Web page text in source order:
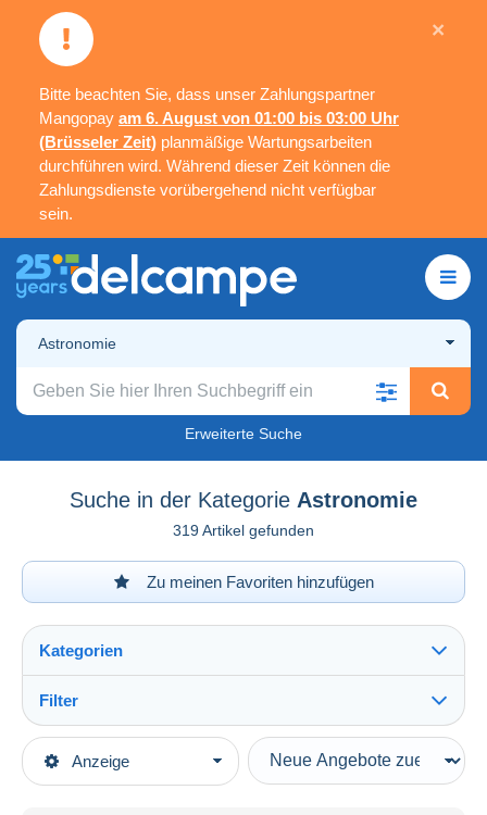
Bitte beachten Sie, dass unser Zahlungspartner
Mangopay am 6. August von 01:00 bis 03:00 Uhr
(Brüsseler Zeit) planmäßige Wartungsarbeiten
durchführen wird. Während dieser Zeit können die
Zahlungsdienste vorübergehend nicht verfügbar
sein.
×
Astronomie
Erweiterte Suche
Suche in der Kategorie Astronomie
319 Artikel gefunden
Zu meinen Favoriten hinzufügen
Anzeige
Kategorien
Hauptkategorien
Filter
Art der Verkäufe
Laufende Angebote